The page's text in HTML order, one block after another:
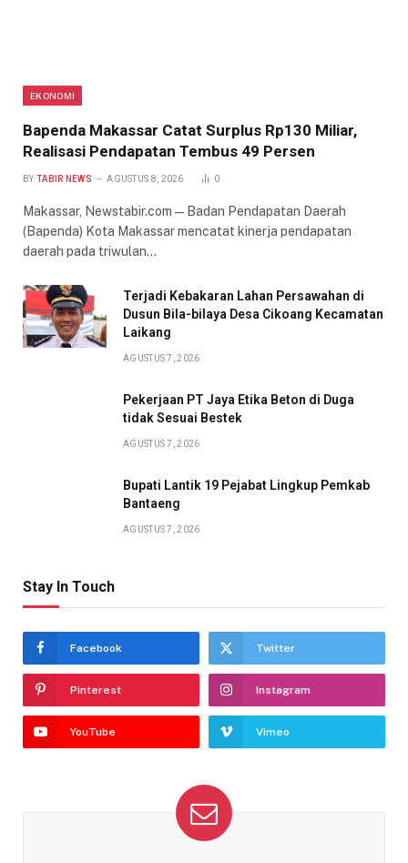
EKONOMI
Bapenda Makassar Catat Surplus Rp130 Miliar,
Realisasi Pendapatan Tembus 49 Persen
BY TABIR NEWS AGUSTUS 8, 2026 0
Makassar, Newstabir.com — Badan Pendapatan Daerah
(Bapenda) Kota Makassar mencatat kinerja pendapatan
daerah pada triwulan…
Terjadi Kebakaran Lahan Persawahan di
Dusun Bila-bilaya Desa Cikoang Kecamatan
Laikang
AGUSTUS 7, 2026
Pekerjaan PT Jaya Etika Beton di Duga
tidak Sesuai Bestek
AGUSTUS 7, 2026
Bupati Lantik 19 Pejabat Lingkup Pemkab
Bantaeng
AGUSTUS 7, 2026
Stay In Touch
Facebook Twitter
Pinterest Instagram
YouTube Vimeo